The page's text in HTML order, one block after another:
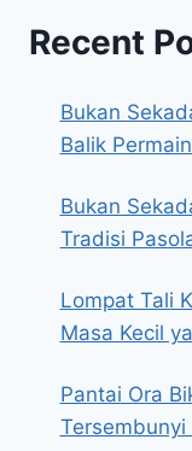
Recent
Bukan
Balik
Bukan
Tradisi
Lompat Tali
Masa Kecil
Pantai Ora